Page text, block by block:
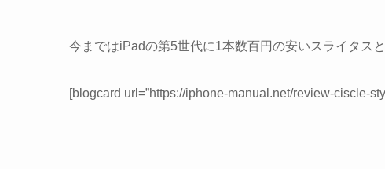
今まではiPadの第5世代に1本数百円の安いスライタス
[blogcard url=”https://iphone-manual.net/review-ciscle-